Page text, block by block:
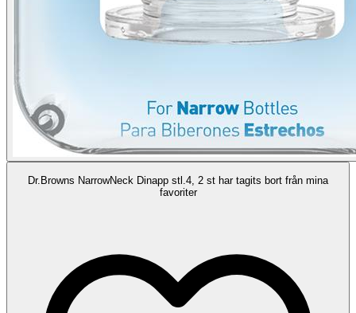
Dr.Browns NarrowNeck Dinapp stl.4, 2 st har tagits bort från mina
favoriter